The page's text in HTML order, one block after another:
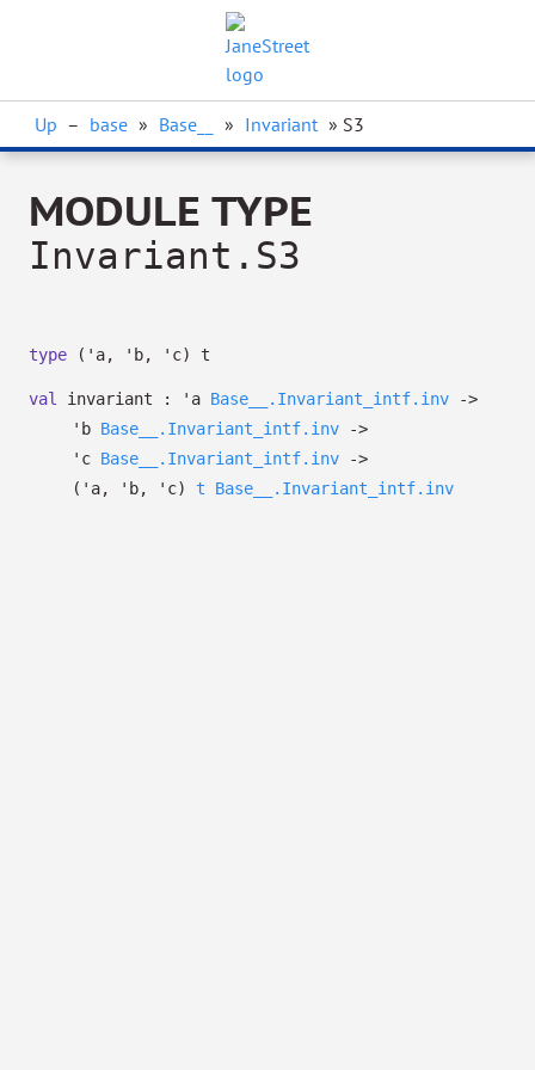
Up – base » Base__ » Invariant » S3
MODULE TYPE
Invariant.S3
type ('a, 'b, 'c) t
val invariant : 'a Base__.Invariant_intf.inv
->
'b Base__.Invariant_intf.inv
->
'c Base__.Invariant_intf.inv
->
( 'a, 'b, 'c) t Base__.Invariant_intf.inv